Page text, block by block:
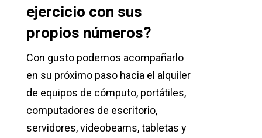
ejercicio con sus
propios números?
Con gusto podemos acompañarlo
en su próximo paso hacia el alquiler
de equipos de cómputo, portátiles,
computadores de escritorio,
servidores, videobeams, tabletas y